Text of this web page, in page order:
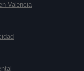
Valencia